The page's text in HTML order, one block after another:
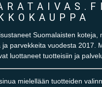
Suomalaisten koteja,
ja parvekkeita vuodesta 2017.
luottaneet tuotteisiin ja
mielellään tuotteiden